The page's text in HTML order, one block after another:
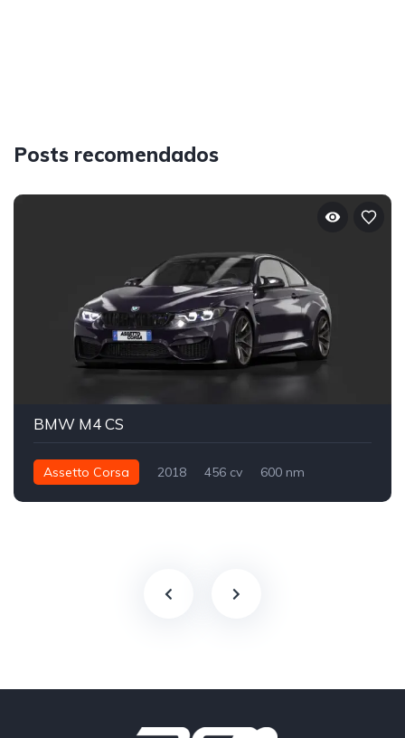
Posts recomendados
BMW M4 CS
Assetto Corsa 2018 456 cv
600 nm